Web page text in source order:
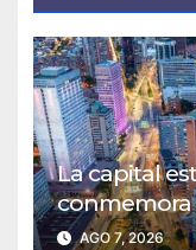
La capital
conmemora
renovación
AGO 7, 2026